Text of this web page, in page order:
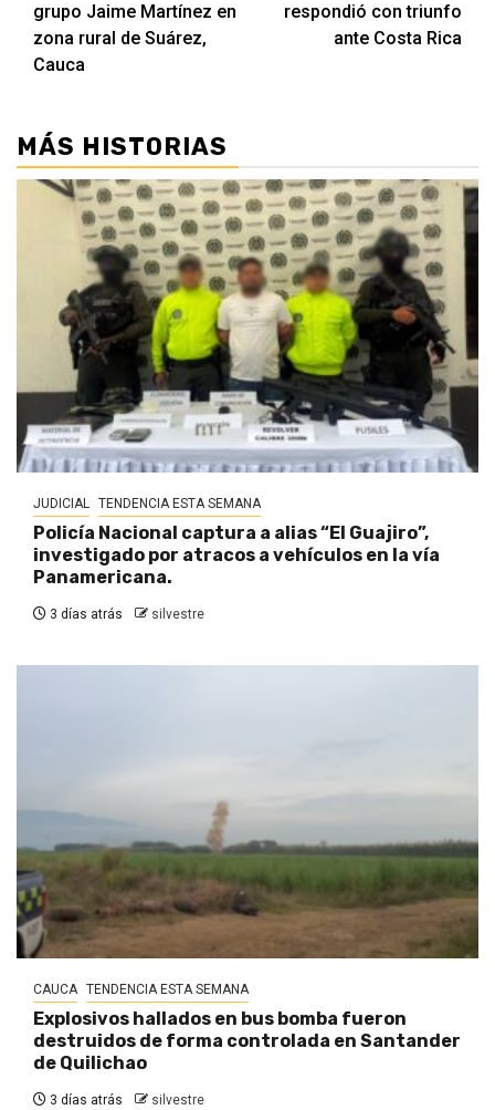
grupo Jaime Martínez en
zona rural de Suárez,
Cauca
respondió con triunfo
ante Costa Rica
MÁS HISTORIAS
JUDICIAL TENDENCIA ESTA SEMANA
Policía Nacional captura a alias “El Guajiro”,
investigado por atracos a vehículos en la vía
Panamericana.
3 días atrás silvestre
CAUCA TENDENCIA ESTA SEMANA
Explosivos hallados en bus bomba fueron
destruidos de forma controlada en Santander
de Quilichao
3 días atrás silvestre